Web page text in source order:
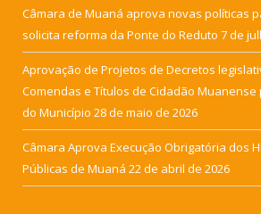
Câmara de Muaná aprova novas políticas
solicita reforma da Ponte do Reduto 7 de
Aprovação de Projetos de Decretos
Comendas e Títulos de Cidadão
do Município 28 de maio de 2026
Câmara Aprova Execução Obrigatória dos
Públicas de Muaná 22 de abril de 2026